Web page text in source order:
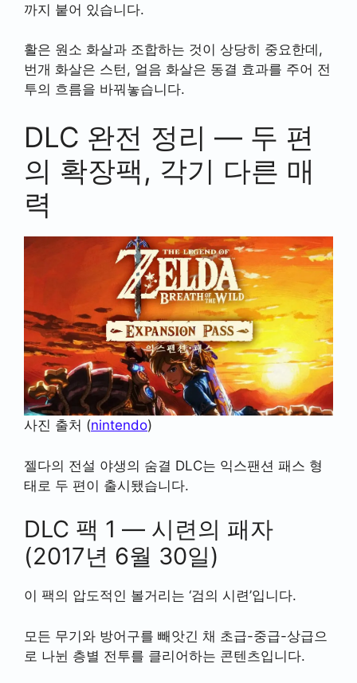
까지 붙어 있습니다.
활은 원소 화살과 조합하는 것이 상당히 중요한데,
번개 화살은 스턴, 얼음 화살은 동결 효과를 주어 전
투의 흐름을 바꿔놓습니다.
DLC 완전 정리 — 두 편
의 확장팩, 각기 다른 매
력
사진 출처 (nintendo)
젤다의 전설 야생의 숨결 DLC는 익스팬션 패스 형
태로 두 편이 출시됐습니다.
DLC 팩 1 — 시련의 패자
(2017년 6월 30일)
이 팩의 압도적인 볼거리는 ‘검의 시련’입니다.
모든 무기와 방어구를 빼앗긴 채 초급-중급-상급으
로 나뉜 층별 전투를 클리어하는 콘텐츠입니다.